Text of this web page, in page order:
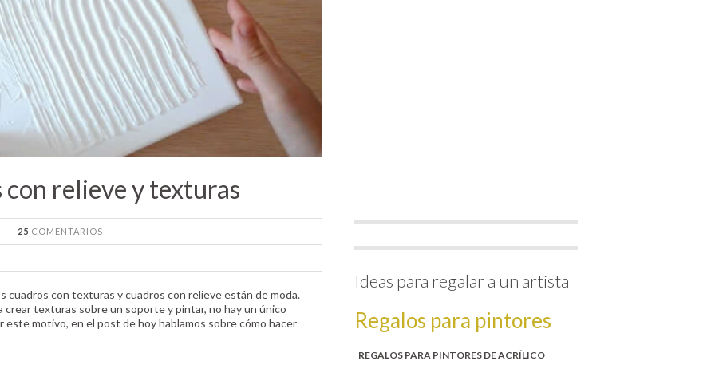
con relieve y texturas
25 COMENTARIOS
cuadros con texturas y cuadros con relieve están de moda.
texturas sobre un soporte y pintar, no hay un único
motivo, en el post de hoy hablamos sobre cómo hacer
Ideas para regalar a un artista
Regalos para pintores
REGALOS PARA PINTORES DE ACRÍLICO